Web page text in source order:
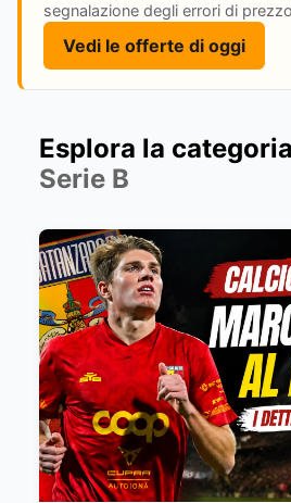
segnalazione degli errori di
Vedi le offerte di oggi
Esplora la categoria
Serie B